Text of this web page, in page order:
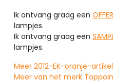
Ik ontvang graag een
lampjes.
Ik ontvang graag een
lampjes.
Meer 2012-EK-oranje-
Meer van het merk